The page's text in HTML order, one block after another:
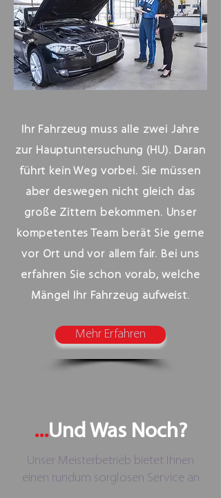
Ihr Fahrzeug muss alle zwei Jahre
zur Hauptuntersuchung (HU). Daran
führt kein Weg vorbei. Sie müssen
aber deswegen nicht gleich das
große Zittern bekommen. Unser
kompetentes Team berät Sie gerne
vor Ort und vor allem fair. Bei uns
erfahren Sie schon vorab, welche
Mängel Ihr Fahrzeug aufweist.
Mehr Erfahren
...Und Was Noch?
Unser Meisterbetrieb bietet Ihnen
einen rundum sorglosen Service an